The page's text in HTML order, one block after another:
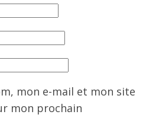
mon e-mail et mon site
mon prochain